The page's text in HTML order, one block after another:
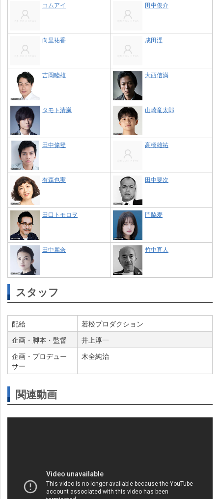
コムアイ 田中俊介
向里祐香 成田浬
吉岡睦雄 大西信満
タモト清嵐 山崎竜太郎
田中偉登 高橋雄祐
有森也実 田中要次
田口トモロヲ 門脇麦
田中麗奈 竹中直人
スタッフ
配給
若松プロダクション
企画・脚本・監督
井上淳一
企画・プロデュー
サー
木全純治
関連動画